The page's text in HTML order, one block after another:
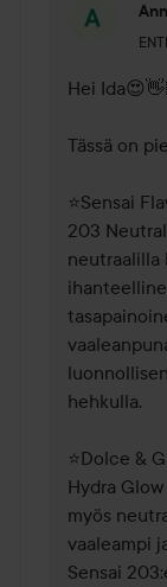
Hei
Tässä on
⭐Sensai
203
neutraalilla
hehkulla.
⭐Dolce &
Hydra
myös
vaaleampi
Sensai